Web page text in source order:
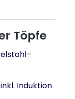
Töpfe
–
Induktion